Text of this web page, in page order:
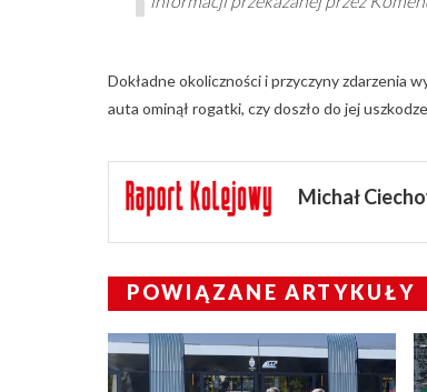
Dokładne okoliczności i przyczyny zdarzenia
auta ominął rogatki, czy doszło do jej
Michał
POWIĄZANE ARTYKUŁY